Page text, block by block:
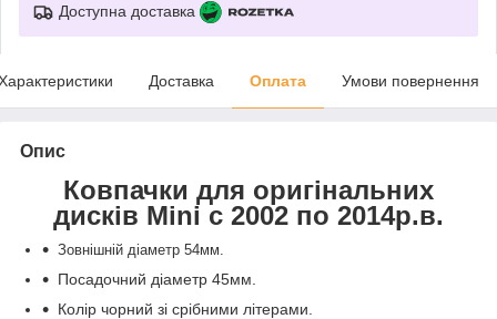
Доступна доставка
Доставка Оплата Умови повернення
Опис
Ковпачки для оригінальних
дисків Mini с 2002 по 2014р.в.
Зовнішній діаметр 54мм.
Посадочний діаметр 45мм.
Колір чорний зі срібними літерами.